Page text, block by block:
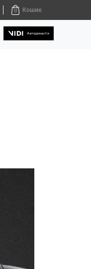
0 Кошик